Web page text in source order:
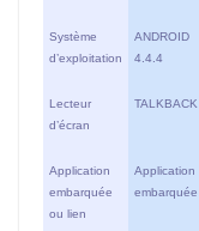
Système
d’exploitation
ANDROID
4.4.4
Lecteur
d’écran
TALKBACK
Application
embarquée
ou lien
Application
embarquée